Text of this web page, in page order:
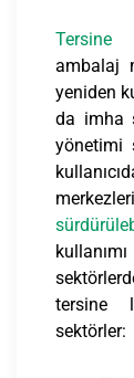
Tersine
ambalaj
yeniden
da imha
yönetimi
tersine
sektörler: